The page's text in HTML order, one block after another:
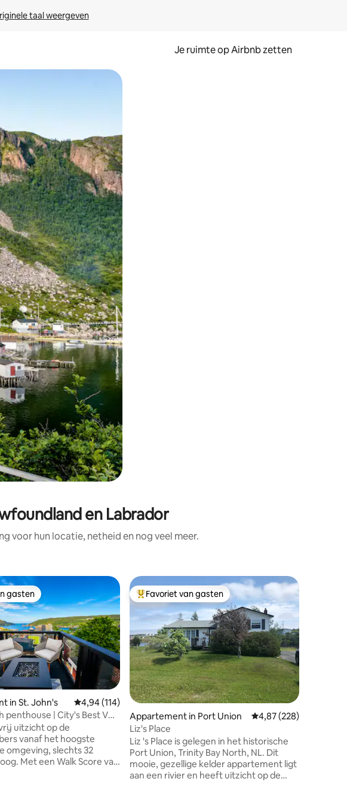
taal weergeven
Je ruimte op Airbnb zetten
óf door te tikken of swipen.
en Labrador
voor hun locatie, netheid en nog veel meer.
4,97 uit 5, 256 recensies
gasten
gasten
in St. John's Gemiddelde beoordeling van 4,94 uit 5, 114 recensies
4,94 (114)
penthouse | City's Best Vw |
uitzicht op de
vanaf het hoogste
omgeving, slechts 32
van
Topfavoriet van gasten
Favoriet van gasten
Appartement in Port Union Gemiddelde
4,87 (228)
Liz's Place
Liz 's Place is gelegen in het historische
Port Union, Trinity Bay North, NL. Dit
mooie, gezellige kelder appartement ligt
aan een rivier en heeft uitzicht op de